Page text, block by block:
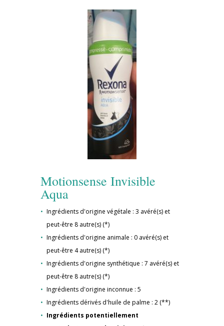
Motionsense Invisible
Aqua
Ingrédients d'origine végétale : 3 avéré(s) et
peut-être 8 autre(s) (*)
Ingrédients d'origine animale : 0 avéré(s) et
peut-être 4 autre(s) (*)
Ingrédients d'origine synthétique : 7 avéré(s) et
peut-être 8 autre(s) (*)
Ingrédients d'origine inconnue : 5
Ingrédients dérivés d'huile de palme : 2 (**)
Ingrédients potentiellement